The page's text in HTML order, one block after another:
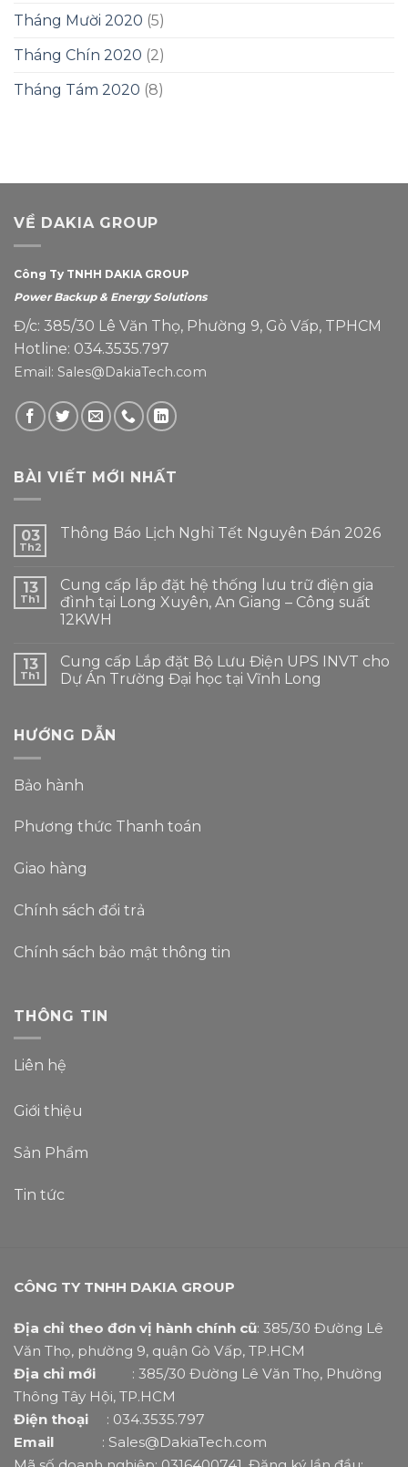
Tháng Mười 2020 (5)
Tháng Chín 2020 (2)
Tháng Tám 2020 (8)
VỀ DAKIA GROUP
Công Ty TNHH DAKIA GROUP
Power Backup & Energy Solutions
Đ/c: 385/30 Lê Văn Thọ, Phường 9, Gò Vấp, TPHCM
Hotline: 034.3535.797
Email: Sales@DakiaTech.com
BÀI VIẾT MỚI NHẤT
03
Th2
Thông Báo Lịch Nghỉ Tết Nguyên Đán 2026
13
Th1
Cung cấp lắp đặt hệ thống lưu trữ điện gia
đình tại Long Xuyên, An Giang – Công suất
12KWH
13
Th1
Cung cấp Lắp đặt Bộ Lưu Điện UPS INVT cho
Dự Án Trường Đại học tại Vĩnh Long
HƯỚNG DẪN
Bảo hành
Phương thức Thanh toán
Giao hàng
Chính sách đổi trả
Chính sách bảo mật thông tin
THÔNG TIN
Liên hệ
Giới thiệu
Sản Phẩm
Tin tức
CÔNG TY TNHH DAKIA GROUP
Địa chỉ theo đơn vị hành chính cũ: 385/30 Đường Lê
Văn Thọ, phường 9, quận Gò Vấp, TP.HCM
Địa chỉ mới : 385/30 Đường Lê Văn Thọ, Phường
Thông Tây Hội, TP.HCM
Điện thoại : 034.3535.797
Email : Sales@DakiaTech.com